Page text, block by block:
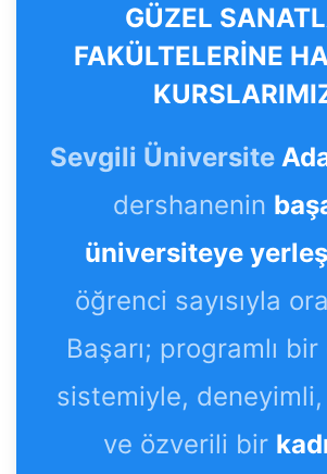
GÜZEL
FAKÜLTELERİNE
Sevgili Üniversite
dershanenin
üniversiteye
öğrenci sayısıyla
Başarı; programlı bir
sistemiyle,
ve özverili bir